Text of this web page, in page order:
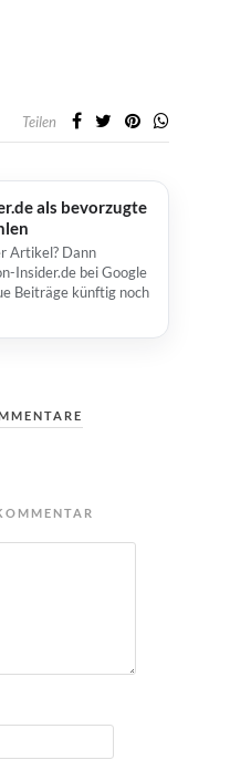
Teilen
als bevorzugte
Artikel? Dann
Insider.de bei Google
Beiträge künftig noch